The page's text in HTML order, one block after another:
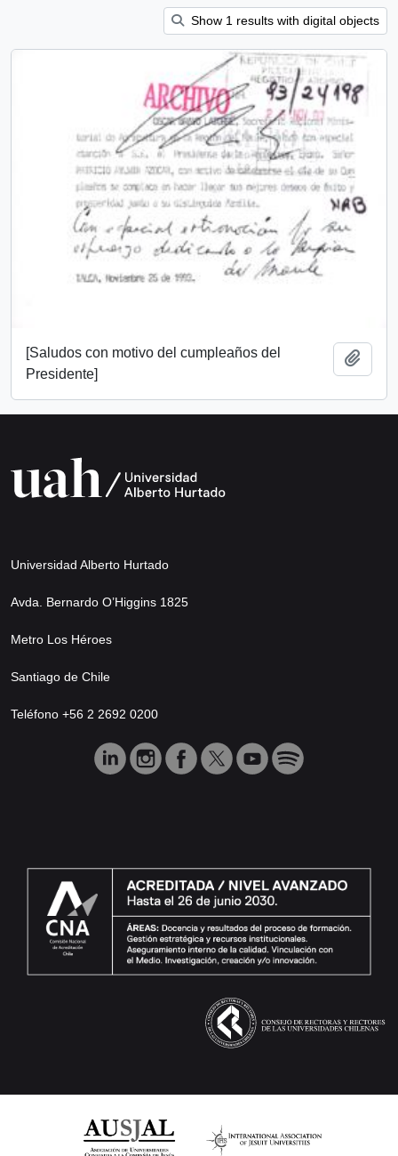
Show 1 results with digital objects
[Saludos con motivo del cumpleaños del
Presidente]
Universidad Alberto Hurtado
Avda. Bernardo O’Higgins 1825
Metro Los Héroes
Santiago de Chile
Teléfono +56 2 2692 0200